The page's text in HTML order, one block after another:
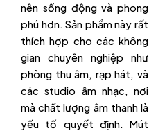
nên sống động và phong
phú hơn. Sản phẩm này rất
thích hợp cho các không
gian chuyên nghiệp như
phòng thu âm, rạp hát, và
các studio âm nhạc, nơi
mà chất lượng âm thanh là
yếu tố quyết định. Mút